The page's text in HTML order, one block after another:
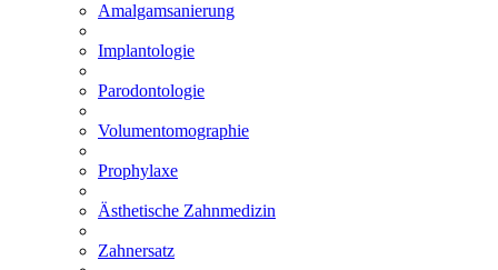
Amalgamsanierung
Implantologie
Parodontologie
Volumentomographie
Prophylaxe
Ästhetische Zahnmedizin
Zahnersatz